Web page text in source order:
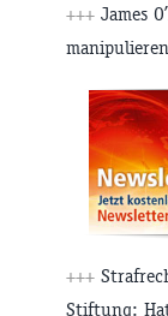
+++ James
+++
Stiftung: